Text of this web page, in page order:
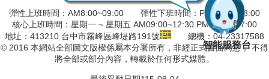
彈性上班時間：AM8:00~09:00 彈性下班時間：PM17:00~18:00
核心上班時間：星期一 ~ 星期五 AM09:00~12:30 PM13:30~17:00
地址：413210 台中市霧峰區峰堤路191號
總機：04-23317588
© 2016 本網站全部圖文版權係屬本分署所有，非經正式書面同意， 不得
將全部或部分內容，轉載於任何形式媒體。
智能服務台